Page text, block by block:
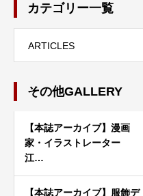
カテゴリー一覧
ARTICLES
その他GALLERY
【本誌アーカイブ】漫画
家・イラストレーター
江…
【本誌アーカイブ】服飾デ